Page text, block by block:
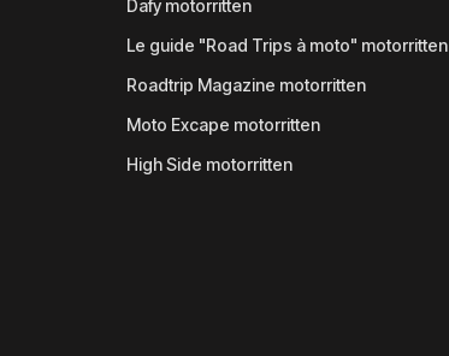
Dafy motorritten
Le guide "Road Trips à moto" motorritten
Roadtrip Magazine motorritten
Moto Excape motorritten
High Side motorritten